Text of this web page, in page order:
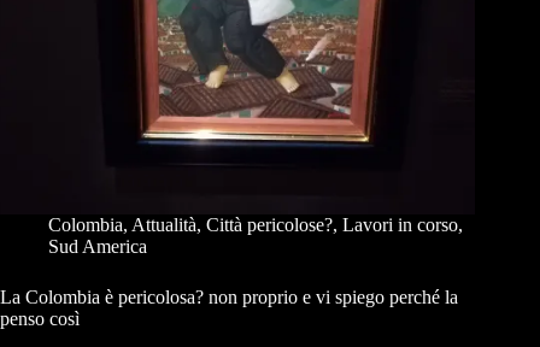
Colombia, Attualità, Città pericolose?, Lavori in corso,
Sud America
La Colombia è pericolosa? non proprio e vi spiego perché la
penso così